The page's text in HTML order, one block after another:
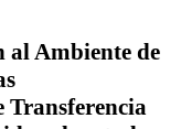
al Ambiente de
Transferencia